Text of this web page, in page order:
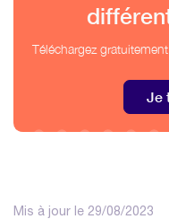
Mis à jour le 29/08/2023
Téléchargez
Je